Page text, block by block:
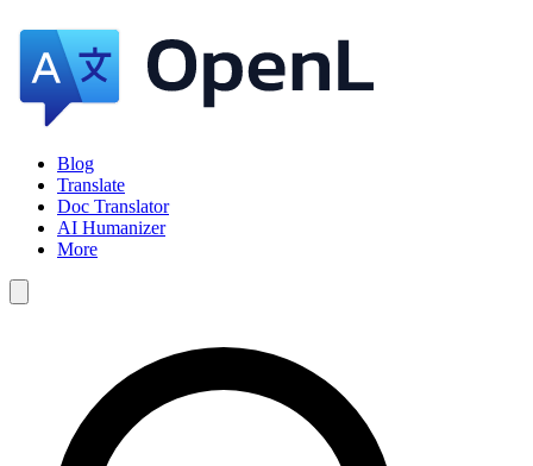
Blog
Translate
Doc Translator
AI Humanizer
More